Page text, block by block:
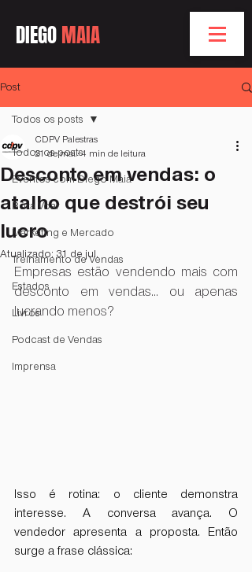
DIEGOMAIA
Post
Todos os posts
Eventos com Diego Maia
Bóra Voar
Marketing e Mercado
Treinamento de Vendas
Estados
Livros
Podcast de Vendas
Imprensa
Todos os posts
Desconto em vendas: o
atalho que destrói seu
lucro
CDPV Palestras
21 de mai. 4 min de leitura
Atualizado: 31 de jul.
Empresas estão vendendo mais com
desconto em vendas… ou apenas
lucrando menos?
Isso é rotina: o cliente demonstra
interesse. A conversa avança. O
vendedor apresenta a proposta. Então
surge a frase clássica: